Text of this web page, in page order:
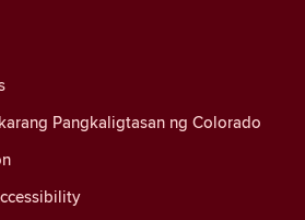
Pangkaligtasan ng Colorado